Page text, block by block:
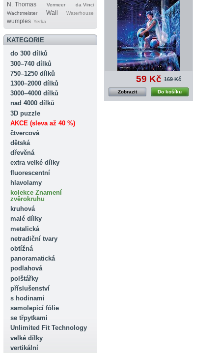
N. Thomas
Vermeer
da Vinci
Wachtmeister
Wall Waterhouse
wumples Yerka
KATEGORIE
do 300 dílků
300–740 dílků
750–1250 dílků
1300–2000 dílků
3000–4000 dílků
nad 4000 dílků
3D puzzle
AKCE (sleva až 40 %)
čtvercová
dětská
dřevěná
extra velké dílky
fluorescentní
hlavolamy
kolekce Znamení
zvěrokruhu
kruhová
malé dílky
metalická
netradiční tvary
obtížná
panoramatická
podlahová
polštářky
příslušenství
s hodinami
samolepicí fólie
se třpytkami
Unlimited Fit Technology
velké dílky
vertikální
59 Kč 169 Kč
Do košíku
Zobrazit